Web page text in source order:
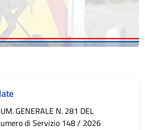
GENERALE N. 281 DEL
di Servizio 148 / 2026